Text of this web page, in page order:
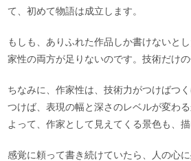
て、初めて物語は成立します。
もしも、ありふれた作品しか書けないと
家性の両方が足りないのです。技術だけの
ちなみに、作家性は、技術力がつけばつ
つけば、表現の幅と深さのレベルが変わ
よって、作家として見えてくる景色も、
感覚に頼って書き続けていたら、人の心